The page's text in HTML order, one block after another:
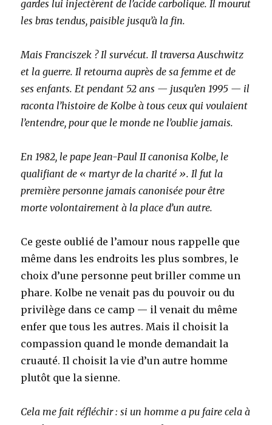
gardes lui injectèrent de l’acide carbolique. Il mourut
les bras tendus, paisible jusqu’à la fin.
Mais Franciszek ? Il survécut. Il traversa Auschwitz
et la guerre. Il retourna auprès de sa femme et de
ses enfants. Et pendant 52 ans — jusqu’en 1995 — il
raconta l’histoire de Kolbe à tous ceux qui voulaient
l’entendre, pour que le monde ne l’oublie jamais.
En 1982, le pape Jean-Paul II canonisa Kolbe, le
qualifiant de « martyr de la charité ». Il fut la
première personne jamais canonisée pour être
morte volontairement à la place d’un autre.
Ce geste oublié de l’amour nous rappelle que
même dans les endroits les plus sombres, le
choix d’une personne peut briller comme un
phare. Kolbe ne venait pas du pouvoir ou du
privilège dans ce camp — il venait du même
enfer que tous les autres. Mais il choisit la
compassion quand le monde demandait la
cruauté. Il choisit la vie d’un autre homme
plutôt que la sienne.
Cela me fait réfléchir : si un homme a pu faire cela à